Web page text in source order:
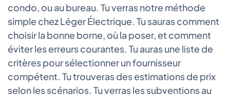
condo, ou au bureau. Tu verras notre méthode
simple chez Léger Électrique. Tu sauras comment
choisir la bonne borne, où la poser, et comment
éviter les erreurs courantes. Tu auras une liste de
critères pour sélectionner un fournisseur
compétent. Tu trouveras des estimations de prix
selon les scénarios. Tu verras les subventions au